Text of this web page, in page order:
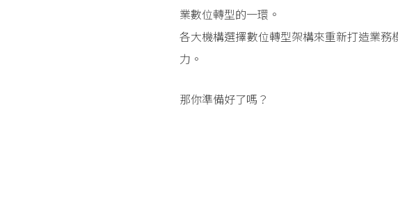
業數位轉型的一環。
各大機構選擇數位轉型架構來重新打造業
力。
那你準備好了嗎？